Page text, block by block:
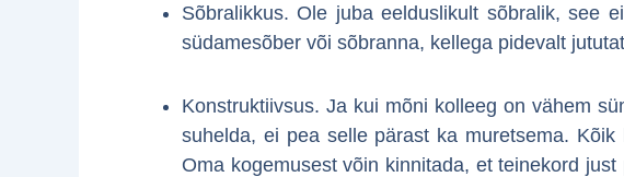
Sõbralikkus. Ole juba eelduslikult sõbralik, see
südamesõber või sõbranna, kellega pidevalt
Konstruktiivsus. Ja kui mõni kolleeg on vähem
suhelda, ei pea selle pärast ka muretsema.
Oma kogemusest võin kinnitada, et teinekord